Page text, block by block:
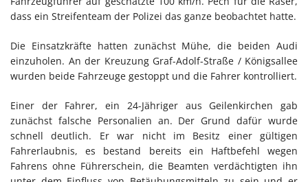
dass ein Streifenteam der Polizei das ganze beobachtet hatte.
Die Einsatzkräfte hatten zunächst Mühe, die beiden Audi
einzuholen. An der Kreuzung Graf-Adolf-Straße / Königsallee
wurden beide Fahrzeuge gestoppt und die Fahrer kontrolliert.
Einer der Fahrer, ein 24-Jähriger aus Geilenkirchen gab
zunächst falsche Personalien an. Der Grund dafür wurde
schnell deutlich. Er war nicht im Besitz einer gültigen
Fahrerlaubnis, es bestand bereits ein Haftbefehl wegen
Fahrens ohne Führerschein, die Beamten verdächtigten ihn